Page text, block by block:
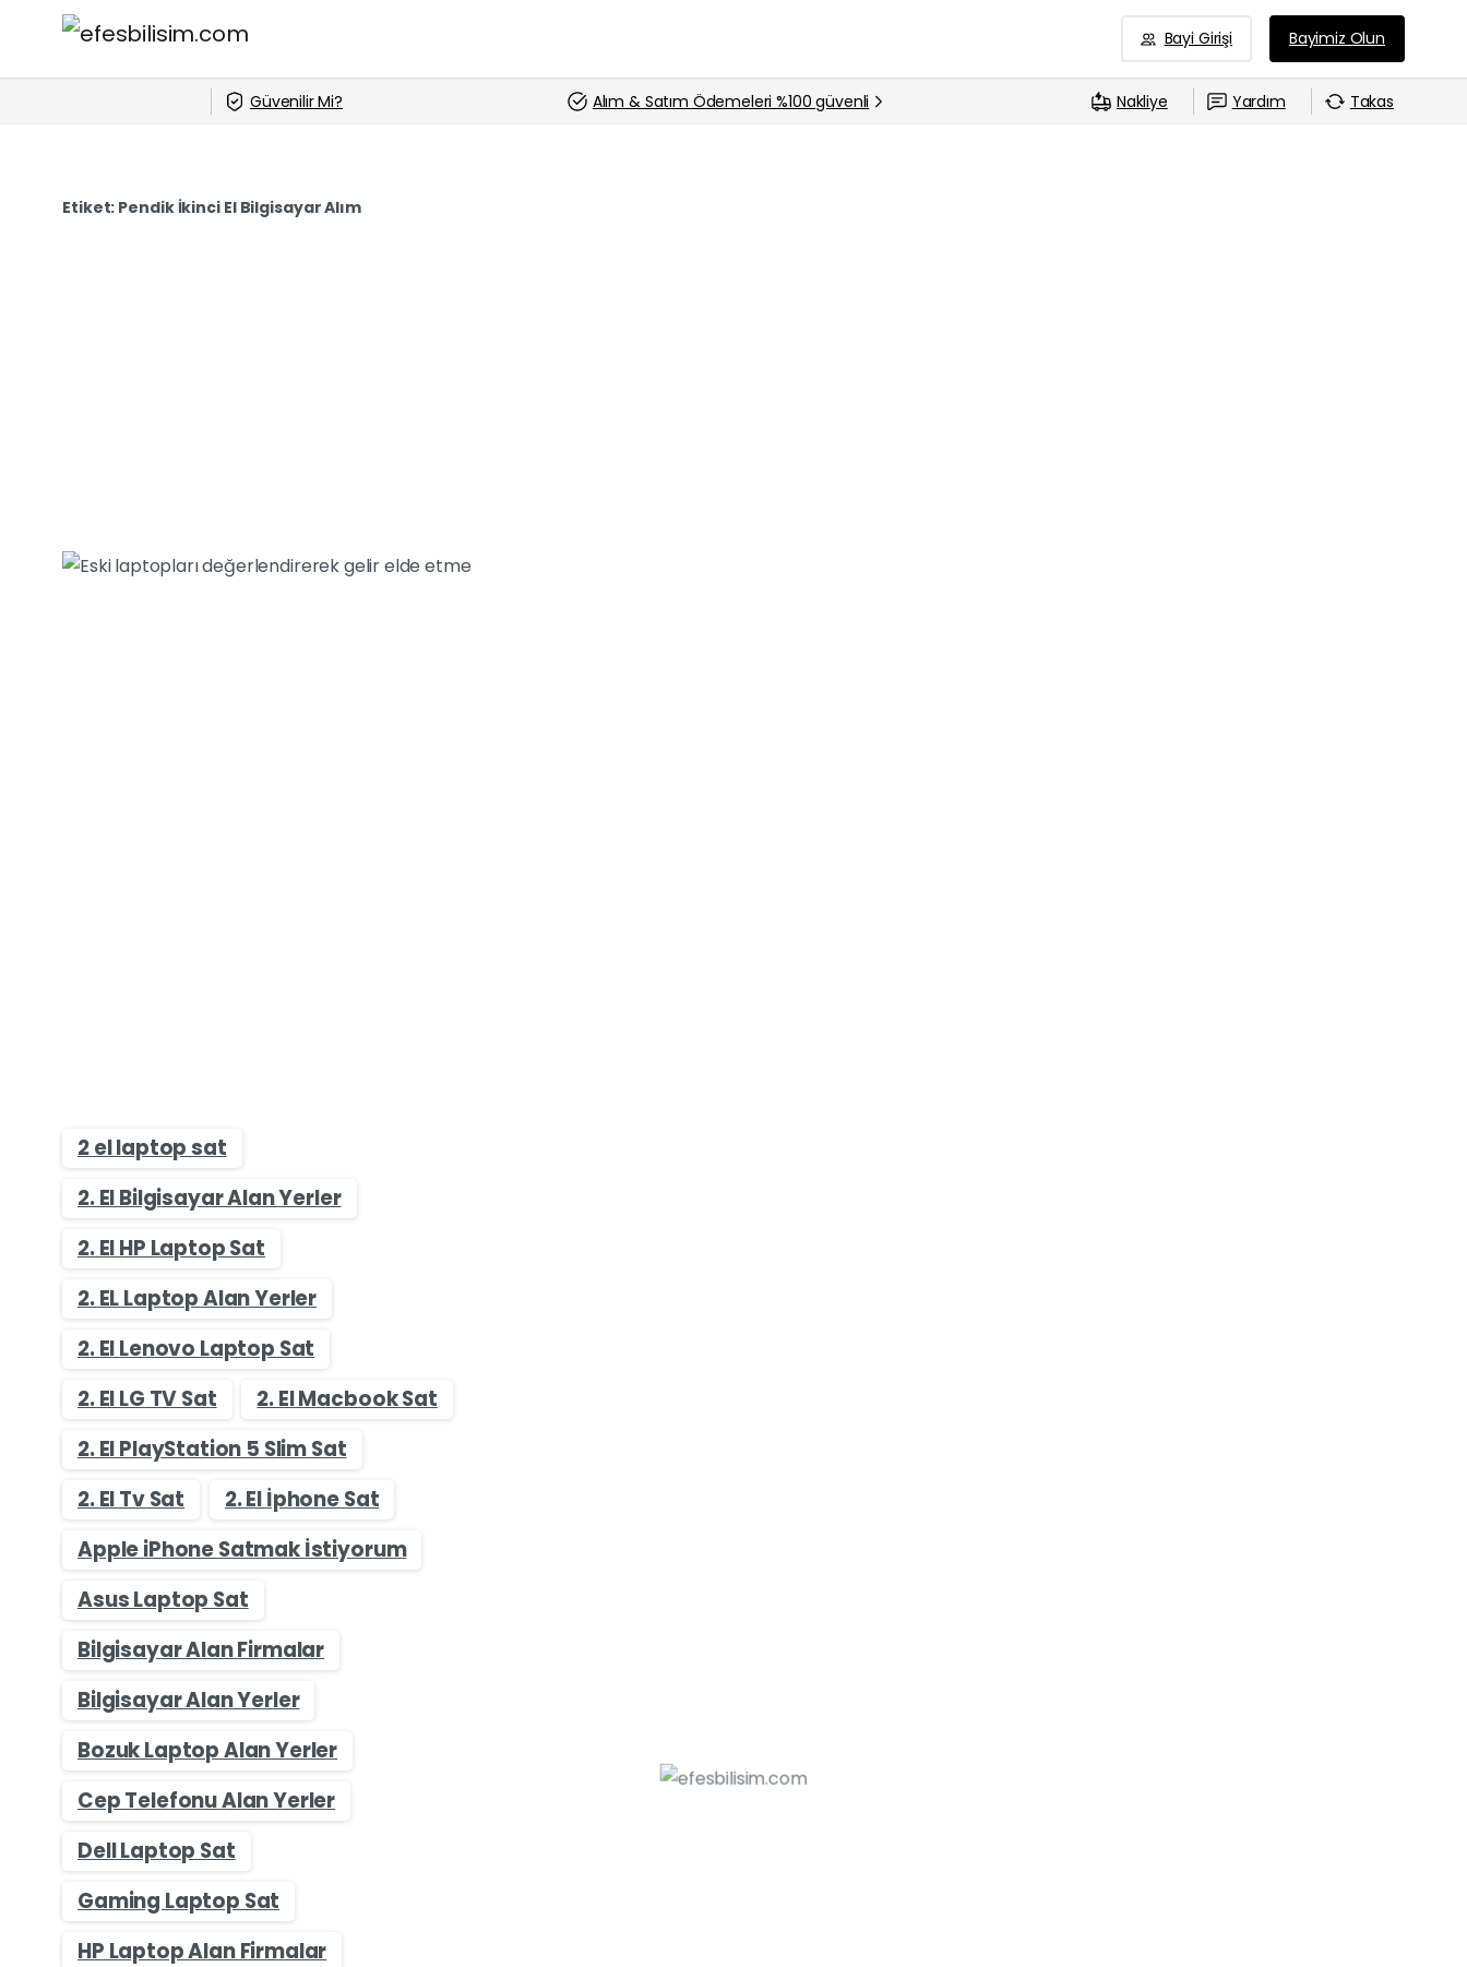
Bayi Girişi Bayimiz Olun
Güvenilir Mi? Alım & Satım Ödemeleri %100 güvenli Nakliye Yardım Takas
Etiket: Pendik İkinci El Bilgisayar Alım
2 el laptop sat
2. El Bilgisayar Alan Yerler
2. El HP Laptop Sat
2. EL Laptop Alan Yerler
2. El Lenovo Laptop Sat
2. El LG TV Sat
2. El Macbook Sat
2. El PlayStation 5 Slim Sat
2. El Tv Sat
2. El İphone Sat
Apple iPhone Satmak İstiyorum
Asus Laptop Sat
Bilgisayar Alan Firmalar
Bilgisayar Alan Yerler
Bozuk Laptop Alan Yerler
Cep Telefonu Alan Yerler
Dell Laptop Sat
Gaming Laptop Sat
HP Laptop Alan Firmalar